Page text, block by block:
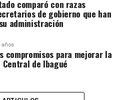
comparó con razas
de gobierno que han
administración
años
compromisos para mejorar la
Central de Ibagué